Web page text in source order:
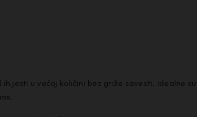
jesti u većoj količini bez griže savesti. Idealne